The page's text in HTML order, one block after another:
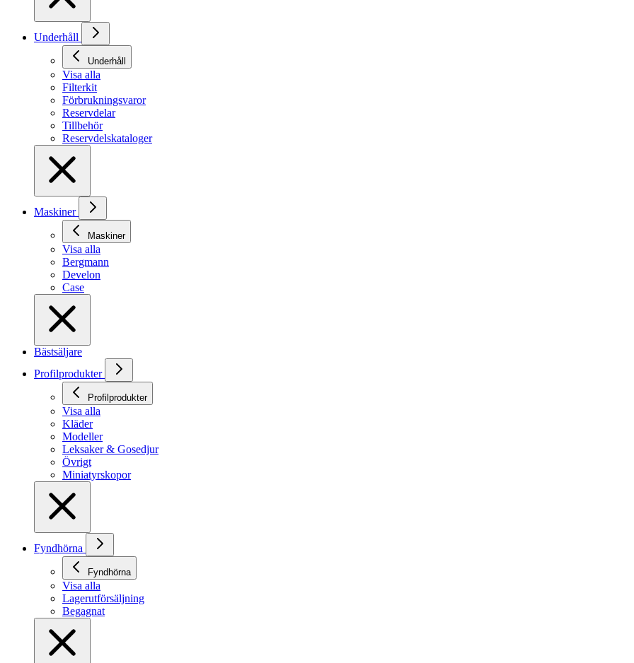
Underhåll
Underhåll
Visa alla
Filterkit
Förbrukningsvaror
Reservdelar
Tillbehör
Reservdelskataloger
Maskiner
Maskiner
Visa alla
Bergmann
Develon
Case
Bästsäljare
Profilprodukter
Profilprodukter
Visa alla
Kläder
Modeller
Leksaker & Gosedjur
Övrigt
Miniatyrskopor
Fyndhörna
Fyndhörna
Visa alla
Lagerutförsäljning
Begagnat